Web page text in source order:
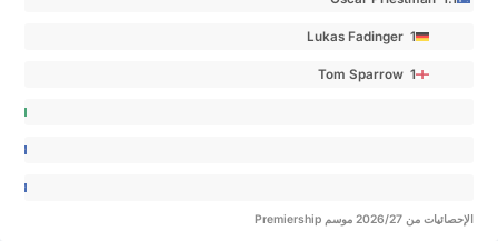
Lukas Fadinger 1
Tom Sparrow 1
الإحصائيات من 2026/27 موسم Premiership